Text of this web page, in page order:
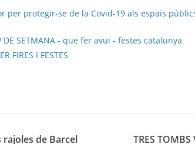
per protegir-se de la Covid-19 als espais
de Barcel
TRES